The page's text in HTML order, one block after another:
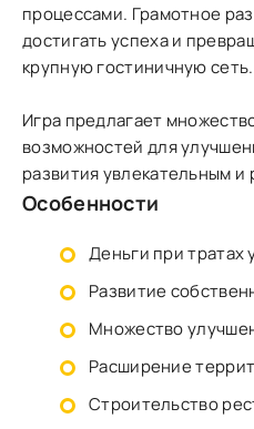
процессами. Грамотное
достигать успеха и
крупную гостиничную сеть.
Игра предлагает
возможностей для
развития увлекательным
Особенности
Деньги при тратах
Развитие
Множество
Расширение
Строительство